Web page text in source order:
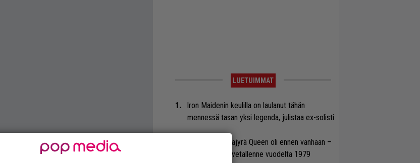
LUETUIMMAT
Iron Maidenin keulilla on laulanut tähän
mennessä tasan yksi legenda, julistaa ex-solisti
Tällainen keikkajyrä Queen oli ennen vanhaan –
katso tulinen livetallenne vuodelta 1979